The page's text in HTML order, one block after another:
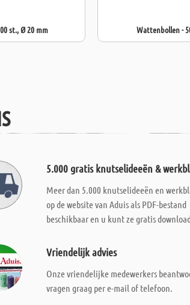
st., Ø 20 mm Wattenbollen -
5.000 gratis knutselideeën &
Meer dan 5.000 knutselideeën en
op de website van Aduis als PDF-bestand
beschikbaar en u kunt ze gratis
Vriendelijk advies
Onze vriendelijke medewerkers
vragen graag per e-mail of telefoon.